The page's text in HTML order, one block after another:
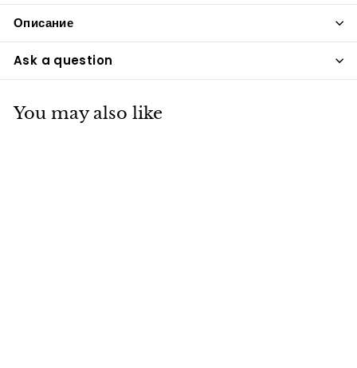
Описание
Ask a question
You may also like